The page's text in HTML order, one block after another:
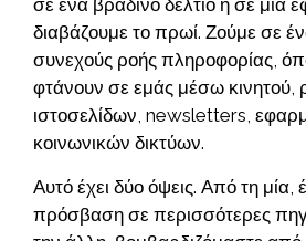
διαβάζουμε το πρωί. Ζούμε σε
συνεχούς ροής πληροφορίας,
φτάνουν σε εμάς μέσω κινητού,
ιστοσελίδων, newsletters,
κοινωνικών δικτύων.
Αυτό έχει δύο όψεις. Από τη
πρόσβαση σε περισσότερες